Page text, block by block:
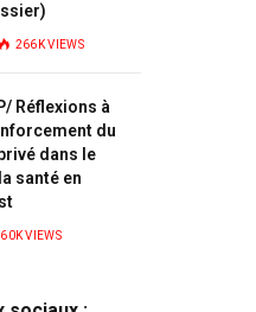
266KVIEWS
Réflexions à
du
dans le
santé en
VIEWS